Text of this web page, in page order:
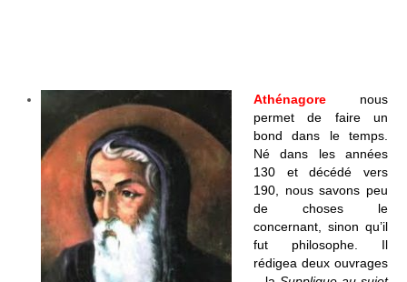
Athénagorenous
permet de faire un
bond dans le temps.
Né dans les années
130 et décédé vers
190, nous savons peu
de choses le
concernant, sinon qu’il
fut philosophe. Il
rédigea deux ouvrages